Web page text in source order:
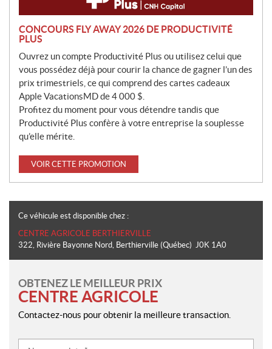
CONCOURS FLY AWAY 2026 DE PRODUCTIVITÉ
PLUS
Ouvrez un compte Productivité Plus ou utilisez celui que
vous possédez déjà pour courir la chance de gagner l’un des
prix trimestriels, ce qui comprend des cartes cadeaux
Apple VacationsMD de 4 000 $.
Profitez du moment pour vous détendre tandis que
Productivité Plus confère à votre entreprise la souplesse
qu’elle mérite.
VOIR CETTE PROMOTION
Ce véhicule est disponible chez :
CENTRE AGRICOLE BERTHIERVILLE
322, Rivière Bayonne Nord, Berthierville (Québec) J0K 1A0
OBTENEZ LE MEILLEUR PRIX
CENTRE AGRICOLE
Contactez-nous pour obtenir la meilleure transaction.